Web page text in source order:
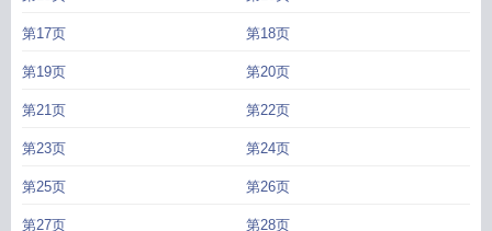
第17页 第18页
第19页 第20页
第21页 第22页
第23页 第24页
第25页 第26页
第27页 第28页